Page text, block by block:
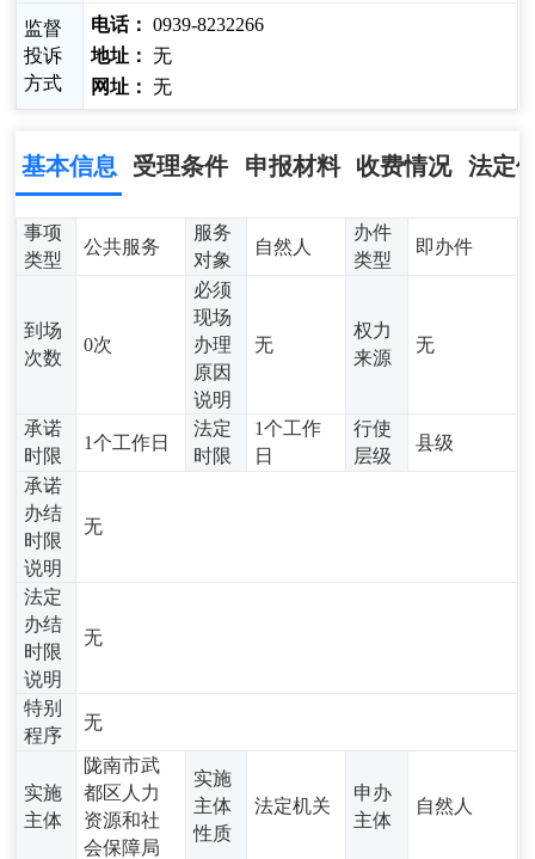
监督
投诉
方式
电话： 0939-8232266
地址： 无
网址： 无
基本信息 受理条件 申报材料 收费情况 法定
事项
类型
公共服务
服务
对象
自然人
办件
类型
即办件
到场
次数
0次
必须
现场
办理
原因
说明
无
权力
来源
无
承诺
时限
1个工作日
法定
时限
1个工作
日
行使
层级
县级
承诺
办结
时限
说明
无
法定
办结
时限
说明
无
特别
程序
无
实施
主体
陇南市武
都区人力
资源和社
会保障局
实施
主体
性质
法定机关
申办
主体
自然人